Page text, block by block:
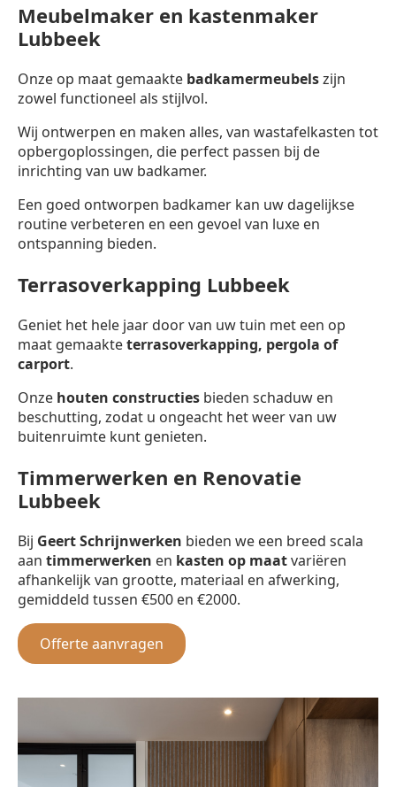
Meubelmaker en kastenmaker
Lubbeek
Onze op maat gemaakte badkamermeubelszijn
zowel functioneel als stijlvol.
Wij ontwerpen en maken alles, van wastafelkasten tot
opbergoplossingen, die perfect passen bij de
inrichting van uw badkamer.
Een goed ontworpen badkamer kan uw dagelijkse
routine verbeteren en een gevoel van luxe en
ontspanning bieden.
Terrasoverkapping Lubbeek
Geniet het hele jaar door van uw tuin met een op
maat gemaakteterrasoverkapping, pergola of
carport.
Onze houten constructies bieden schaduw en
beschutting, zodat u ongeacht het weer van uw
buitenruimte kunt genieten.
Timmerwerken en Renovatie
Lubbeek
Bij Geert Schrijnwerken bieden we een breed scala
aan timmerwerken en kasten op maatvariëren
afhankelijk van grootte, materiaal en afwerking,
gemiddeld tussen €500 en €2000.
Offerte aanvragen